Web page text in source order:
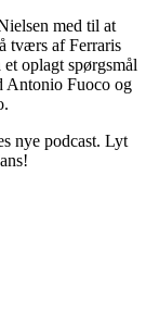
med til at
tværs af Ferraris
oplagt spørgsmål
Antonio Fuoco og
nye podcast. Lyt